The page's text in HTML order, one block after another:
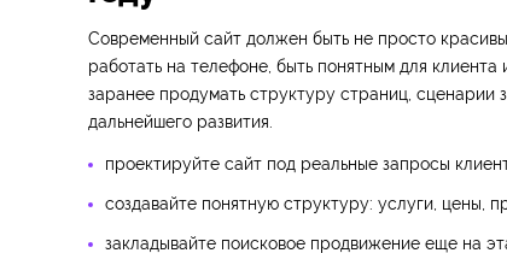
Современный сайт должен быть не просто
работать на телефоне, быть понятным для
заранее продумать структуру страниц, сценарии
дальнейшего развития.
проектируйте сайт под реальные запросы
создавайте понятную структуру: услуги, цены,
закладывайте поисковое продвижение еще на